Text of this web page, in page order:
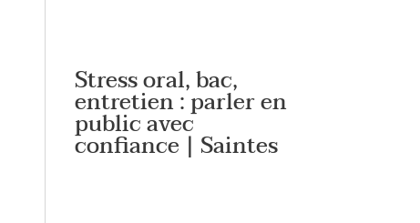
Stress oral, bac,
entretien : parler en
public avec
confiance | Saintes